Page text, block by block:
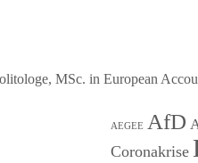
MSc. in European
AEGEE AfD
Coronakrise